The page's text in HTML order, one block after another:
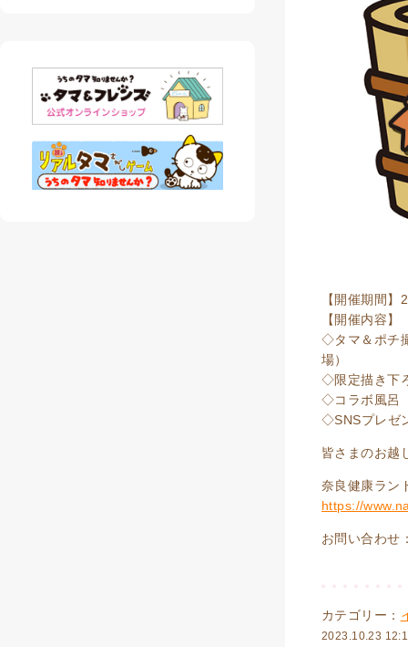
【開催期間
【開催内容】
◇タマ＆ポチ
場）
◇限定描き下
◇コラボ風呂
◇SNSプレゼ
皆さまのお越
奈良健康ラン
https://
お問い合わせ
カテゴリー：
2023.10.23